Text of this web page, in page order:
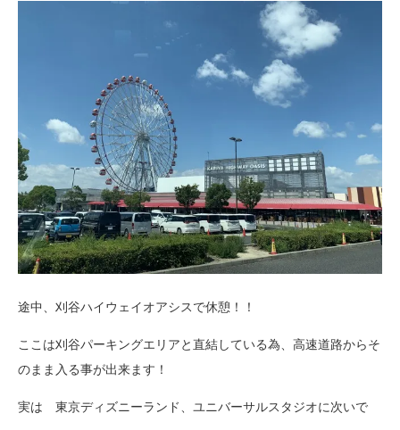
途中、刈谷ハイウェイオアシスで休憩！！
ここは刈谷パーキングエリアと直結している為、高速道路からそ
のまま入る事が出来ます！
実は 東京ディズニーランド、ユニバーサルスタジオに次いで